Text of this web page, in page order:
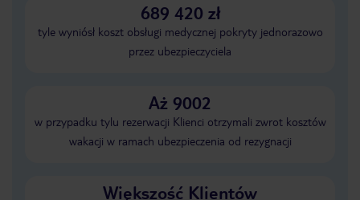
689 420 zł
tyle wyniósł koszt obsługi medycznej pokryty jednorazowo
przez ubezpieczyciela
Aż 9002
w przypadku tylu rezerwacji Klienci otrzymali zwrot kosztów
wakacji w ramach ubezpieczenia od rezygnacji
Większość Klientów